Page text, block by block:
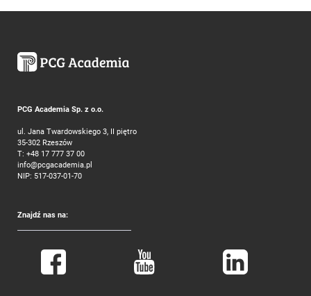
PCG Academia Sp. z o.o.
ul. Jana Twardowskiego 3, II piętro
35-302 Rzeszów
T: +48 17 777 37 00
info@pcgacademia.pl
NIP: 517-037-01-70
Znajdź nas na: